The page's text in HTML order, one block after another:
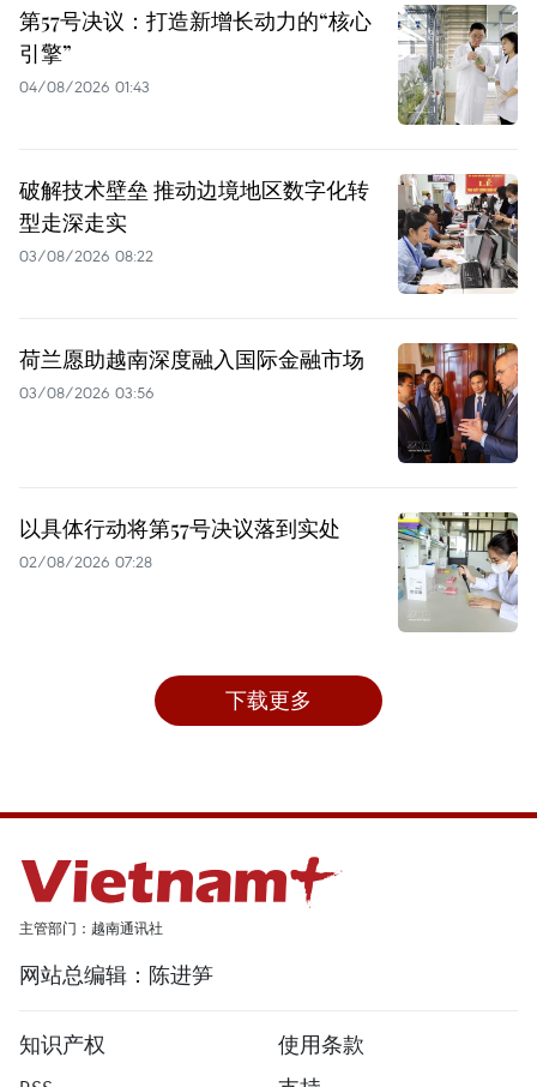
第57号决议：打造新增长动力的“核心
引擎”
04/08/2026 01:43
破解技术壁垒 推动边境地区数字化转
型走深走实
03/08/2026 08:22
荷兰愿助越南深度融入国际金融市场
03/08/2026 03:56
以具体行动将第57号决议落到实处
02/08/2026 07:28
下载更多
主管部门：越南通讯社
网站总编辑：陈进笋
知识产权
使用条款